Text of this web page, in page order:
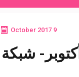
9 October 2017